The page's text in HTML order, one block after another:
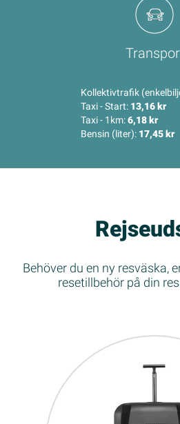
Kollektivtrafik
Taxi - Start: 13,16 kr
Taxi - 1km:6,18 kr
Bensin (liter): 17,45 kr
Behöver du en ny resväska,
resetillbehör på din